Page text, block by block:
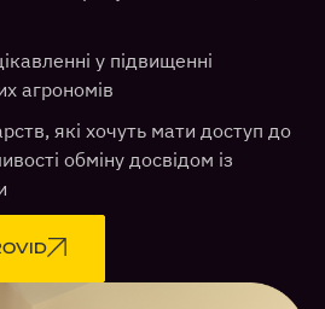
у підвищенні
агрономів
які хочуть мати доступ до
обміну досвідом із